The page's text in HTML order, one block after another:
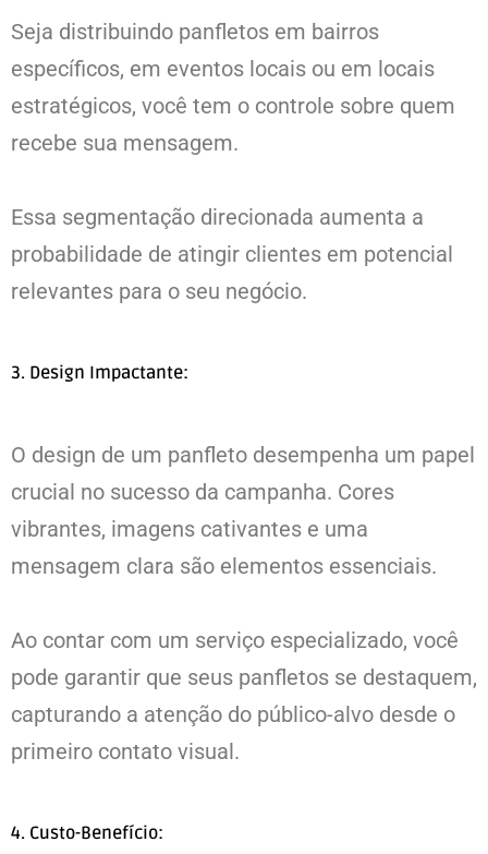
Seja distribuindo panfletos em bairros
específicos, em eventos locais ou em locais
estratégicos, você tem o controle sobre quem
recebe sua mensagem.
Essa segmentação direcionada aumenta a
probabilidade de atingir clientes em potencial
relevantes para o seu negócio.
3. Design Impactante:
O design de um panfleto desempenha um papel
crucial no sucesso da campanha. Cores
vibrantes, imagens cativantes e uma
mensagem clara são elementos essenciais.
Ao contar com um serviço especializado, você
pode garantir que seus panfletos se destaquem,
capturando a atenção do público-alvo desde o
primeiro contato visual.
4. Custo-Benefício: